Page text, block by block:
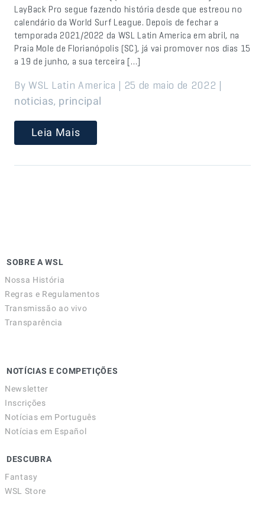
LayBack Pro segue fazendo história desde que estreou no
calendário da World Surf League. Depois de fechar a
temporada 2021/2022 da WSL Latin America em abril, na
Praia Mole de Florianópolis (SC), já vai promover nos dias 15
a 19 de junho, a sua terceira […]
By WSL Latin America | 25 de maio de 2022 |
noticias, principal
Leia Mais
SOBRE A WSL
Nossa História
Regras e Regulamentos
Transmissão ao vivo
Transparência
NOTÍCIAS E COMPETIÇÕES
Newsletter
Inscrições
Notícias em Português
Notícias em Español
DESCUBRA
Fantasy
WSL Store